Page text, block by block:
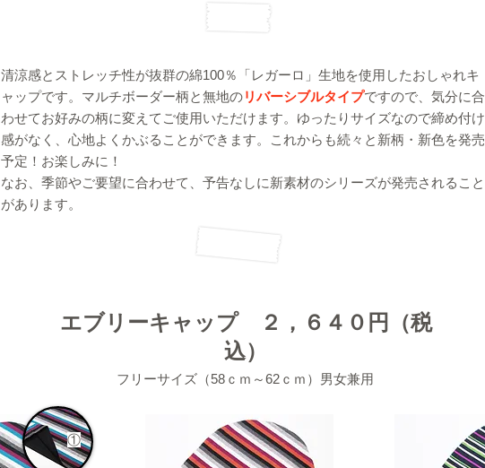
清涼感とストレッチ性が抜群の綿100％「レガーロ」生地を使用したおしゃれキ
ャップです。マルチボーダー柄と無地のリバーシブルタイプですので、気分に合
わせてお好みの柄に変えてご使用いただけます。ゆったりサイズなので締め付け
感がなく、心地よくかぶることができます。これからも続々と新柄・新色を発売
予定！お楽しみに！
なお、季節やご要望に合わせて、予告なしに新素材のシリーズが発売されること
があります。
​エブリーキャップ ２，６４０円（税
込）
​フリーサイズ（58ｃｍ～62ｃｍ）男女兼用
​①